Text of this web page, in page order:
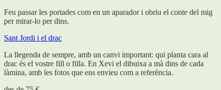
Feu passar les portades com en un aparador i obriu el conte del mig
per mirar-lo per dins.
Sant Jordi i el drac
La llegenda de sempre, amb un canvi important: qui planta cara al
drac és el vostre fill o filla. En Xevi el dibuixa a mà dins de cada
làmina, amb les fotos que ens envieu com a referència.